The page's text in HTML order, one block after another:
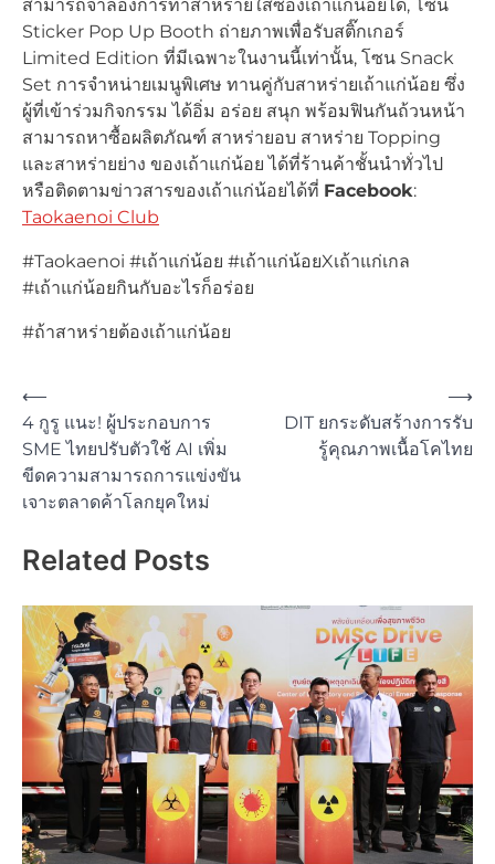
สามารถจำลองการทำสาหร่ายใส่ซองเถ้าแก่น้อยได้, โซน
Sticker Pop Up Booth ถ่ายภาพเพื่อรับสติ๊กเกอร์
Limited Edition ที่มีเฉพาะในงานนี้เท่านั้น, โซน Snack
Set การจำหน่ายเมนูพิเศษ ทานคู่กับสาหร่ายเถ้าแก่น้อย ซึ่ง
ผู้ที่เข้าร่วมกิจกรรม ได้อิ่ม อร่อย สนุก พร้อมฟินกันถ้วนหน้า
สามารถหาซื้อผลิตภัณฑ์ สาหร่ายอบ สาหร่าย Topping
และสาหร่ายย่าง ของเถ้าแก่น้อย ได้ที่ร้านค้าชั้นนำทั่วไป
หรือติดตามข่าวสารของเถ้าแก่น้อยได้ที่ Facebook:
Taokaenoi Club
#Taokaenoi #เถ้าแก่น้อย #เถ้าแก่น้อยXเถ้าแก่เกล
#เถ้าแก่น้อยกินกับอะไรก็อร่อย
#ถ้าสาหร่ายต้องเถ้าแก่น้อย
Post
navigation
⟵
4 กูรู แนะ! ผู้ประกอบการ
SME ไทยปรับตัวใช้ AI เพิ่ม
ขีดความสามารถการแข่งขัน
เจาะตลาดค้าโลกยุคใหม่
DIT ยกระดับสร้างการรับ
รู้คุณภาพเนื้อโคไทย
⟶
Related Posts